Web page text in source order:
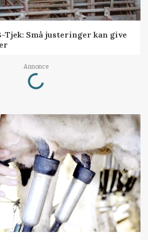
Tjek: Små justeringer kan give
Annonce
Loading...